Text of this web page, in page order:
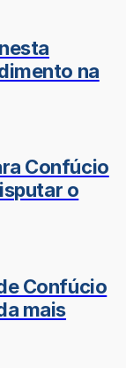
na
Confúcio
o
Confúcio
mais